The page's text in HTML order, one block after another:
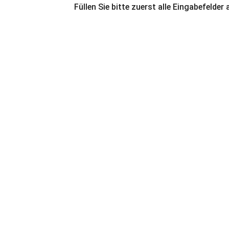
Füllen Sie bitte zuerst alle Eingabefelder